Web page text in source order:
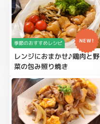
季節のおすすめレシピ NEW!
レンジにおまかせ♪鶏肉と野
菜の包み照り焼き